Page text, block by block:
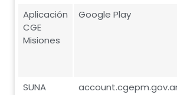
Aplicación
CGE
Misiones
Google Play
SUNA